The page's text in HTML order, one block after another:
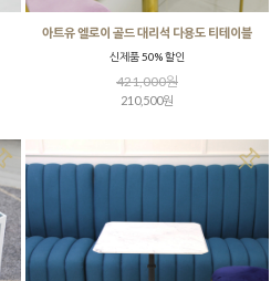
아트유 엘로이 골드 대리석 다용도 티테이블
신제품 50% 할인
421,000원
210,500원